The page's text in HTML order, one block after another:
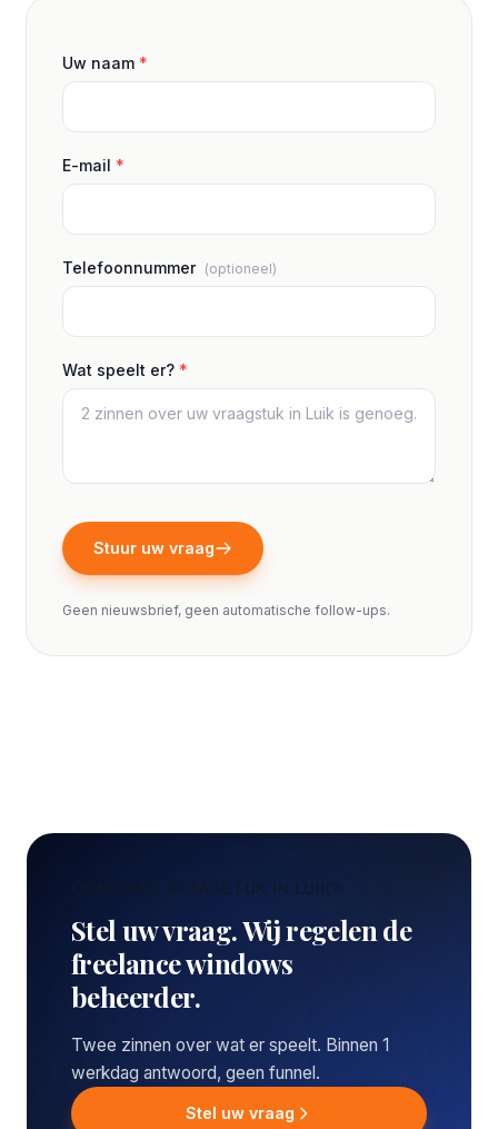
Uw naam *
E-mail *
Telefoonnummer (optioneel)
Wat speelt er? *
Stuur uw vraag
Geen nieuwsbrief, geen automatische follow-ups.
CONCREET VRAAGSTUK IN LUIK?
Stel uw vraag. Wij regelen de
freelance windows
beheerder.
Twee zinnen over wat er speelt. Binnen 1
werkdag antwoord, geen funnel.
Stel uw vraag